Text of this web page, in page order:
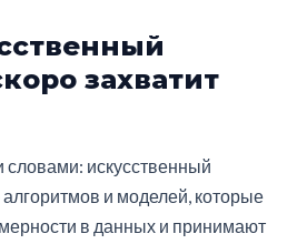
захватит
искусственный
и моделей, которые
в данных и принимают